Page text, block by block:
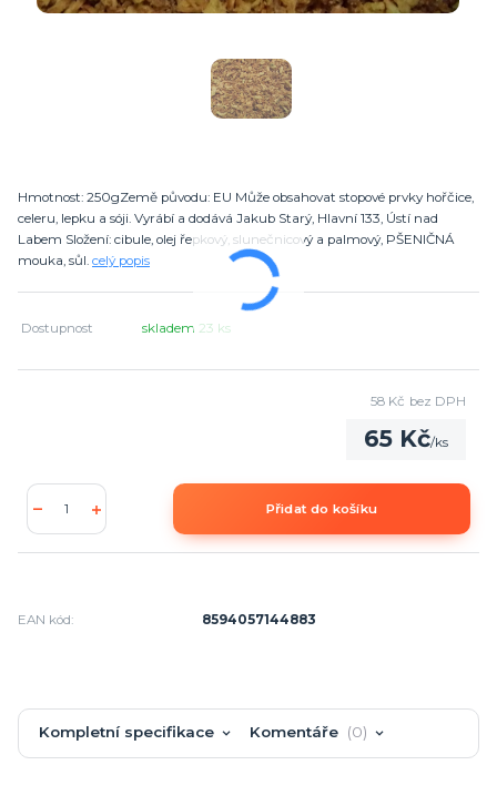
Hmotnost: 250gZemě původu: EU Může obsahovat stopové prvky hořčice,
celeru, lepku a sóji. Vyrábí a dodává Jakub Starý, Hlavní 133, Ústí nad
Labem Složení: cibule, olej řepkový, slunečnicový a palmový, PŠENIČNÁ
mouka, sůl. celý popis
Dostupnost skladem 23 ks
65 Kč/ks
58 Kč bez DPH
Přidat do košíku
EAN kód: 8594057144883
Kompletní specifikace Komentáře 0